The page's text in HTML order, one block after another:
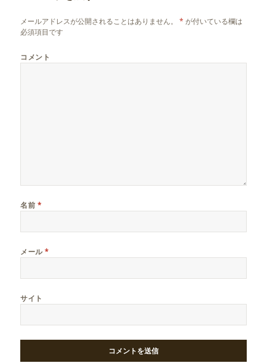
メールアドレスが公開されることはありません。 * が付いている欄は
必須項目です
コメント
名前 *
メール*
サイト